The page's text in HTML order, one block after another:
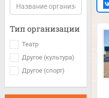
Тип организации
Театр
Другое (культура)
Другое (спорт)